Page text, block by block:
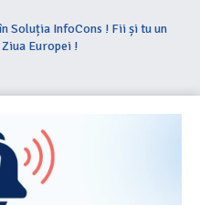
Soluția InfoCons ! Fii și tu un
Europei !